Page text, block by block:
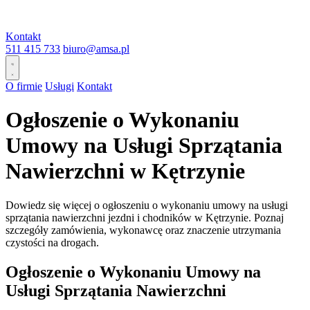
Kontakt
511 415 733 biuro@amsa.pl
O firmie Usługi Kontakt
Ogłoszenie o Wykonaniu
Umowy na Usługi Sprzątania
Nawierzchni w Kętrzynie
Dowiedz się więcej o ogłoszeniu o wykonaniu umowy na usługi
sprzątania nawierzchni jezdni i chodników w Kętrzynie. Poznaj
szczegóły zamówienia, wykonawcę oraz znaczenie utrzymania
czystości na drogach.
Ogłoszenie o Wykonaniu Umowy na
Usługi Sprzątania Nawierzchni